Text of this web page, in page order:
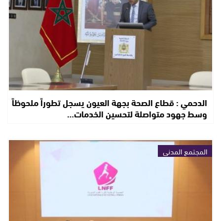
الدحمي : قطاع الصحة بجهة العيون يسجل تطوراً ملحوظاً
وسط جهود متواصلة لتحسين الخدمات…
المجتمع المدني